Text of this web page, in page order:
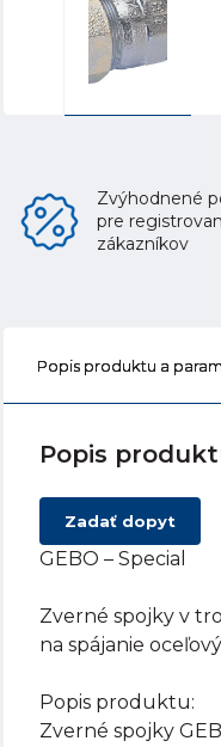
Zvýhodnené
pre
zákazníkov
Popis produktu a
Popis
Zadať dopyt
GEBO – Special
Zverné spojky v
na spájanie
Popis produktu:
Zverné spojky